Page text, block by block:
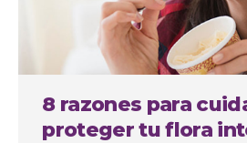
8 razones para
proteger tu flora